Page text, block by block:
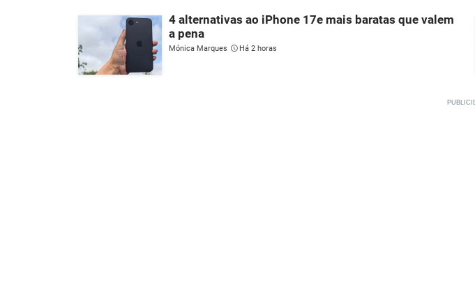
4 alternativas ao iPhone 17e mais baratas que valem
a pena
Mónica Marques Há 2 horas